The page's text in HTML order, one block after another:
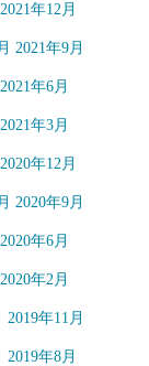
2021年12月
2021年9月
2021年6月
2021年3月
2020年12月
2020年9月
2020年6月
2020年2月
2019年11月
2019年8月